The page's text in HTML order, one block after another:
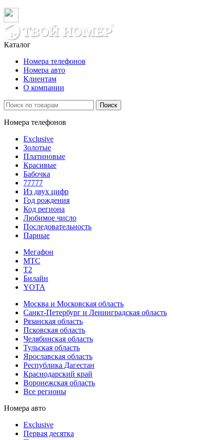
Каталог
Номера телефонов
Номера авто
Клиентам
О компании
Поиск
Номера телефонов
Exclusive
Золотые
Платиновые
Красивые
Бабочка
77777
Из двух цифр
Год рождения
Код региона
Любимое число
Последовательность
Парные
Мегафон
МТС
Т2
Билайн
YOTA
Москва и Московская область
Санкт-Петербург и Ленинградская область
Рязанская область
Псковская область
Челябинская область
Тульская область
Ярославская область
Республика Дагестан
Краснодарский край
Воронежская область
Все регионы
Номера авто
Exclusive
Первая десятка